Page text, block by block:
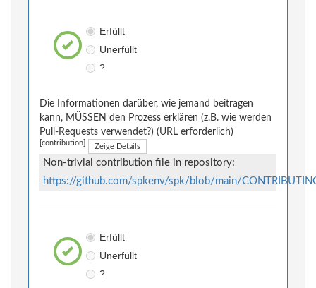
Erfüllt
Unerfüllt
?
Die Informationen darüber, wie jemand beitragen
kann, MÜSSEN den Prozess erklären (z.B. wie werden
Pull-Requests verwendet?) (URL erforderlich)
[contribution] Zeige Details
Non-trivial contribution file in repository:
https://github.com/spkenv/spk/blob/main/
Erfüllt
Unerfüllt
?